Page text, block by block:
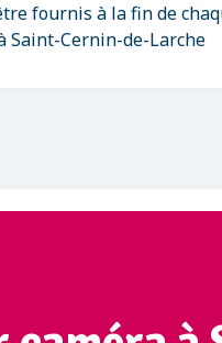
fournis à la fin de
Saint-Cernin-de-Larche